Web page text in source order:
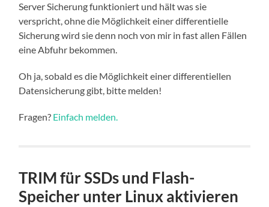
Server Sicherung funktioniert und hält was sie
verspricht, ohne die Möglichkeit einer differentielle
Sicherung wird sie denn noch von mir in fast allen Fällen
eine Abfuhr bekommen.
Oh ja, sobald es die Möglichkeit einer differentiellen
Datensicherung gibt, bitte melden!
Fragen? Einfach melden.
TRIM für SSDs und Flash-
Speicher unter Linux aktivieren